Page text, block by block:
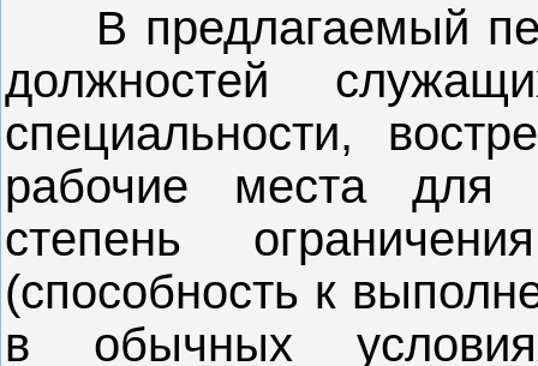
В предлагаемый
должностей
специальности,
рабочие места
степень
(способность к
в обычных